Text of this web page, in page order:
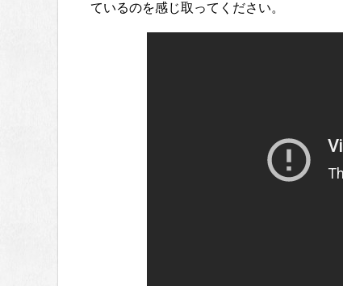
ているのを感じ取ってください。